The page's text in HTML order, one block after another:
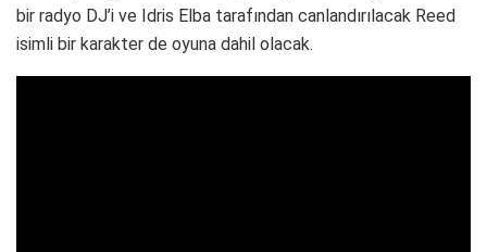
bir radyo DJ’i ve Idris Elba tarafından canlandırılacak Reed
isimli bir karakter de oyuna dahil olacak.